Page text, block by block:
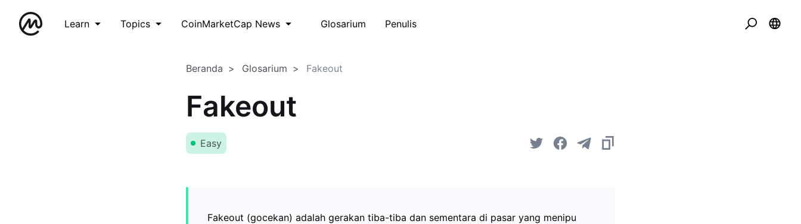
Learn Topics CoinMarketCap News Glosarium Penulis
Beranda Glosarium Fakeout
Fakeout
Easy
Fakeout (gocekan) adalah gerakan tiba-tiba dan sementara di pasar yang menipu